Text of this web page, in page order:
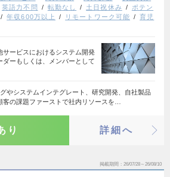
英語力不問 転勤なし 土日祝休み
ポテン
年収600万以上 リモートワーク可能
育児
サービスにおけるシステム開発
ーもしくは、メンバーとして
やシステムインテグレート、研究開発、自社製品
の課題ファーストで社内リソースを…
り 詳細へ
掲載期間 26/07/28～26/08/10